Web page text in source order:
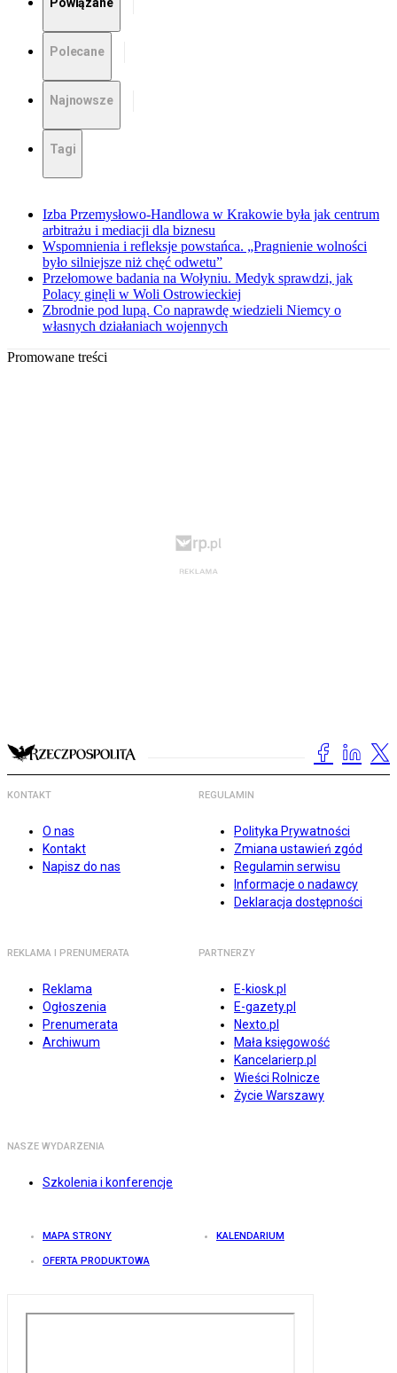
Polecane
Najnowsze
Tagi
Izba Przemysłowo-Handlowa w Krakowie była jak centrum
arbitrażu i mediacji dla biznesu
Wspomnienia i refleksje powstańca. „Pragnienie wolności
było silniejsze niż chęć odwetu”
Przełomowe badania na Wołyniu. Medyk sprawdzi, jak
Polacy ginęli w Woli Ostrowieckiej
Zbrodnie pod lupą. Co naprawdę wiedzieli Niemcy o
własnych działaniach wojennych
Promowane treści
KONTAKT
O nas
Kontakt
Napisz do nas
REGULAMIN
Polityka Prywatności
Zmiana ustawień zgód
Regulamin serwisu
Informacje o nadawcy
Deklaracja dostępności
REKLAMA I PRENUMERATA
Reklama
Ogłoszenia
Prenumerata
Archiwum
PARTNERZY
E-kiosk.pl
E-gazety.pl
Nexto.pl
Mała księgowość
Kancelarierp.pl
Wieści Rolnicze
Życie Warszawy
NASZE WYDARZENIA
Szkolenia i konferencje
MAPA STRONY KALENDARIUM
OFERTA PRODUKTOWA